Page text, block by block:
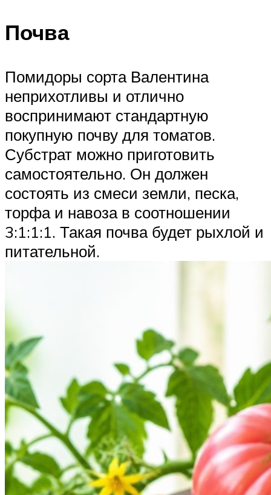
Почва
Помидоры сорта Валентина
неприхотливы и отлично
воспринимают стандартную
покупную почву для томатов.
Субстрат можно приготовить
самостоятельно. Он должен
состоять из смеси земли, песка,
торфа и навоза в соотношении
3:1:1:1. Такая почва будет рыхлой и
питательной.